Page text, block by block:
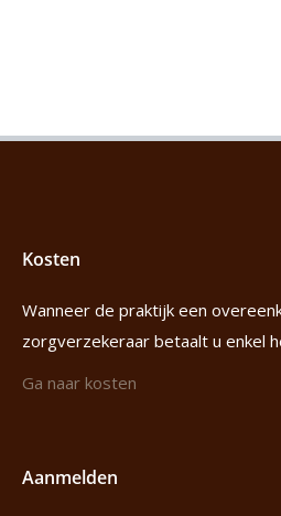
Kosten
Wanneer de praktijk een
zorgverzekeraar betaalt u enkel
Ga naar kosten
Aanmelden